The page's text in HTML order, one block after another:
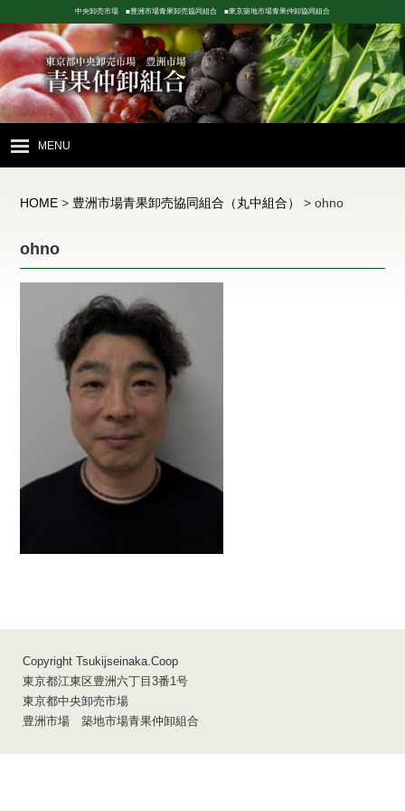
中央卸売市場 ■豊洲市場青果卸売協同組合 ■東京築地市場青果仲卸協同組合
MENU
豊洲市場青果卸売協同組合丸中組合
東京築地市場青果仲卸協同組合丸本組合
店舗配置図
お問い合わせ
組合員サイト
アクセス
HOME > 豊洲市場青果卸売協同組合（丸中組合） >ohno
ohno
Copyright Tsukijseinaka.Coop
東京都江東区豊洲六丁目3番1号
東京都中央卸売市場
豊洲市場 築地市場青果仲卸組合